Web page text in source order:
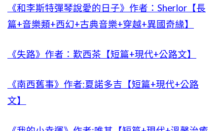
《和李斯特彈琴說愛的日子》作者：Sherlor【長
篇+音樂類+西幻+古典音樂+穿越+異國奇緣】
《失路》作者：歎西茶【短篇+現代+公路文】
《南西舊事》作者:夏諾多吉【短篇+現代+公路
文】